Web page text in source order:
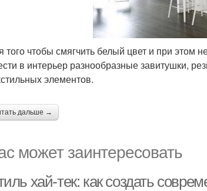
того чтобы смягчить белый цвет и при этом
в интерьер разнообразные завитушки,
элементов.
дальше →
может заинтересовать
хай-тек: как создать